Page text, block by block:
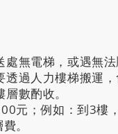
處無電梯，或遇無
透過人力樓梯搬運
數酌收。
元；例如：到3樓
。